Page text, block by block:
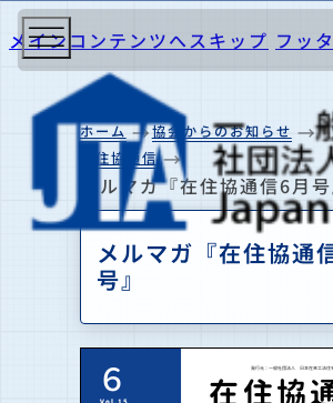
メインコンテンツへスキップ フッ
ホーム
協会からのお知らせ
在住協通信
メルマガ『在住協通信6月
メルマガ『在住協通
号』